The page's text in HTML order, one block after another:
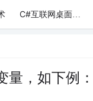
C#互联网桌面应用
，如下例：